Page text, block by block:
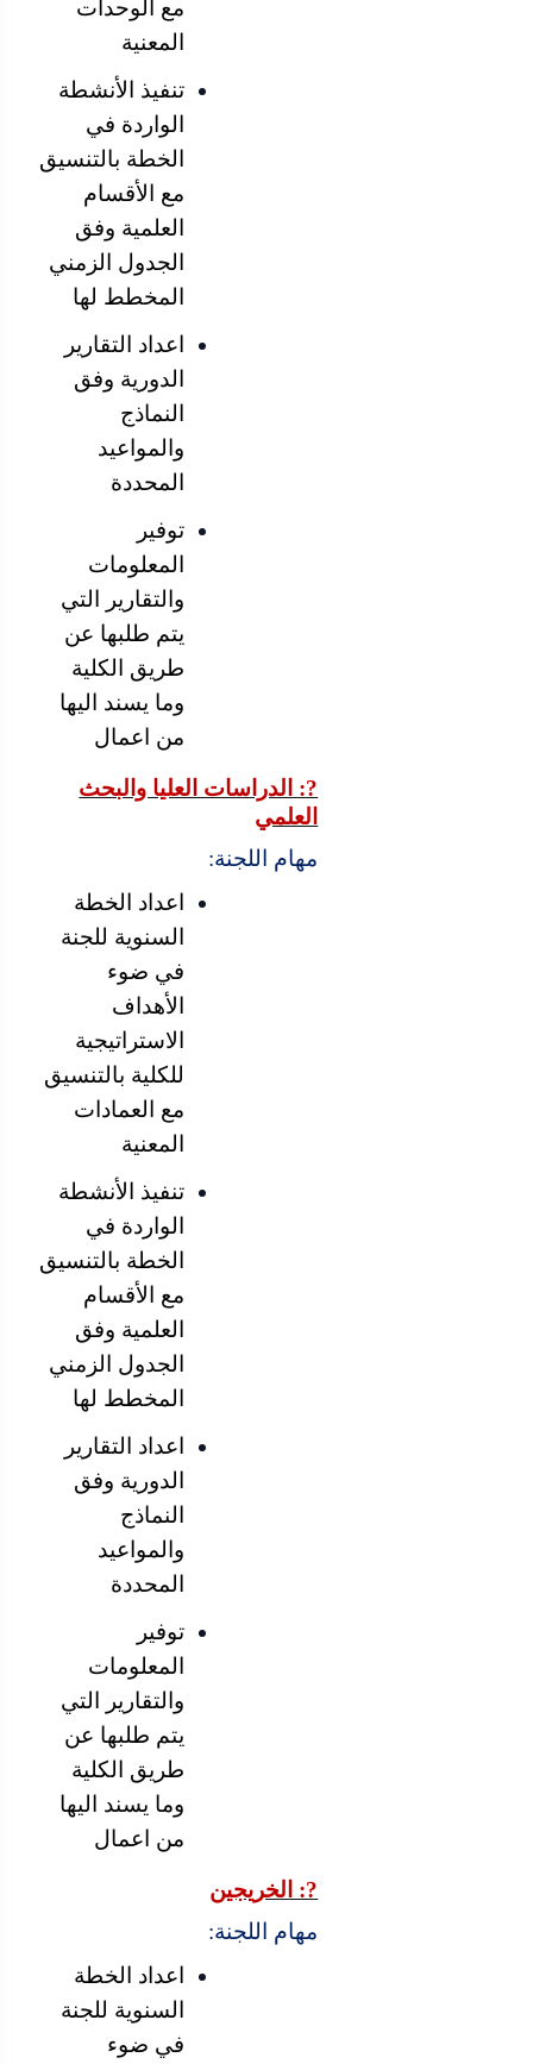
مع الوحدات
المعنية
تنفيذ الأنشطة
الواردة في
الخطة بالتنسيق
مع الأقسام
العلمية وفق
الجدول الزمني
المخطط لها
اعداد التقارير
الدورية وفق
النماذج
والمواعيد
المحددة
توفير
المعلومات
والتقارير التي
يتم طلبها عن
طريق الكلية
وما يسند اليها
من اعمال
?: الدراسات العليا والبحث
العلمي
مهام اللجنة:
اعداد الخطة
السنوية للجنة
في ضوء
الأهداف
الاستراتيجية
للكلية بالتنسيق
مع العمادات
المعنية
تنفيذ الأنشطة
الواردة في
الخطة بالتنسيق
مع الأقسام
العلمية وفق
الجدول الزمني
المخطط لها
اعداد التقارير
الدورية وفق
النماذج
والمواعيد
المحددة
توفير
المعلومات
والتقارير التي
يتم طلبها عن
طريق الكلية
وما يسند اليها
من اعمال
?: الخريجين
مهام اللجنة:
اعداد الخطة
السنوية للجنة
في ضوء